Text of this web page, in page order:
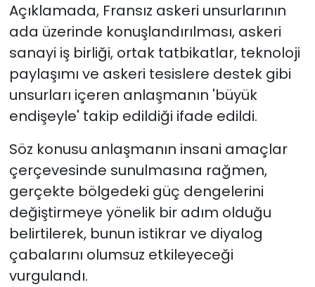
Açıklamada, Fransız askeri unsurlarının
ada üzerinde konuşlandırılması, askeri
sanayi iş birliği, ortak tatbikatlar, teknoloji
paylaşımı ve askeri tesislere destek gibi
unsurları içeren anlaşmanın 'büyük
endişeyle' takip edildiği ifade edildi.
Söz konusu anlaşmanın insani amaçlar
çerçevesinde sunulmasına rağmen,
gerçekte bölgedeki güç dengelerini
değiştirmeye yönelik bir adım olduğu
belirtilerek, bunun istikrar ve diyalog
çabalarını olumsuz etkileyeceği
vurgulandı.